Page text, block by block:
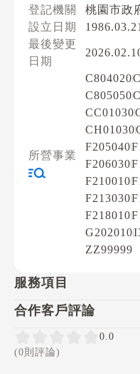
登記機關
桃園市政
設立日期
1986.03.21
最後變更
日期
所營事業
C804020
C805050
CC01030
CH01030
F205040
F206030
F210010
F213030
F218010
G202010
ZZ99999
服務項目
合作客戶評論
0.0
(0則評論)